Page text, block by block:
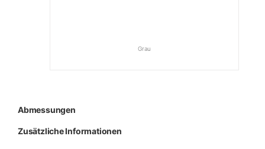
Grau
Abmessungen
Zusätzliche Informationen